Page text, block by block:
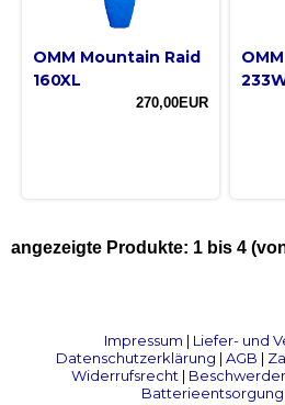
OMM Mountain Raid
160XL
270,00EUR
angezeigte Produkte: 1 bis 4
Impressum | Liefer- und
Datenschutzerklärung | AGB |
Widerrufsrecht |
Batterieentsorgung